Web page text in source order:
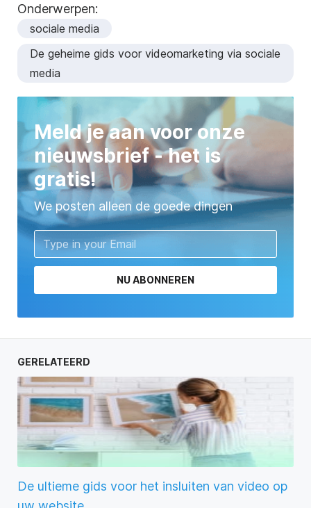
Onderwerpen:
sociale media
De geheime gids voor videomarketing via sociale
media
Meld je aan voor onze
nieuwsbrief - het is
gratis!
We posten alleen de goede dingen
NU ABONNEREN
GERELATEERD
De ultieme gids voor het insluiten van video op